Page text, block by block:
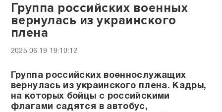
Группа российских военных
вернулась из украинского
плена
2025.06.19 19:10:12
Группа российских военнослужащих
вернулась из украинского плена. Кадры,
на которых бойцы с российскими
флагами садятся в автобус,